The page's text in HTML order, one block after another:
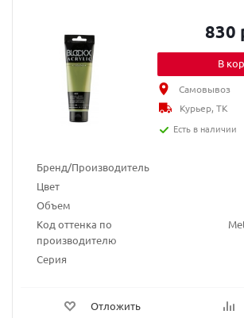
Бренд/Производитель
Цвет
Объем
Код оттенка по
производителю
Серия
Отложить
830
В
Самовывоз
Курьер, ТК
Есть в наличии